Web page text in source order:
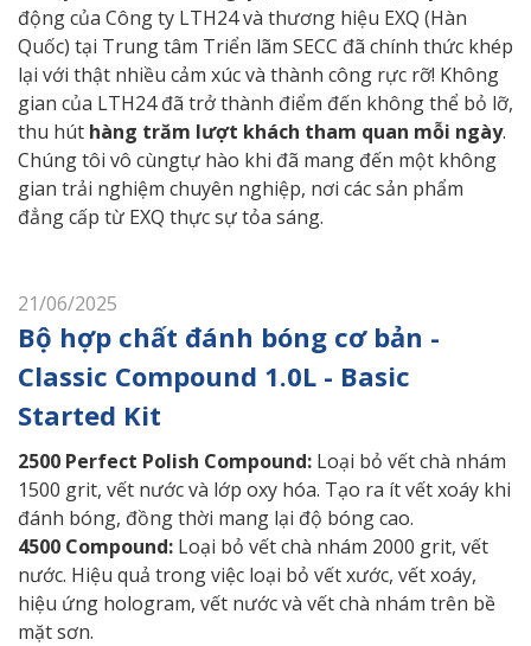
động của Công ty LTH24 và thương hiệu EXQ (Hàn
Quốc) tại Trung tâm Triển lãm SECC đã chính thức khép
lại với thật nhiều cảm xúc và thành công rực rỡ! Không
gian của LTH24 đã trở thành điểm đến không thể bỏ lỡ,
thu hút hàng trăm lượt khách tham quan mỗi ngày.
Chúng tôi vô cùngtự hào khi đã mang đến một không
gian trải nghiệm chuyên nghiệp, nơi các sản phẩm
đẳng cấp từ EXQ thực sự tỏa sáng.
21/06/2025
Bộ hợp chất đánh bóng cơ bản -
Classic Compound 1.0L - Basic
Started Kit
2500 Perfect Polish Compound: Loại bỏ vết chà nhám
1500 grit, vết nước và lớp oxy hóa. Tạo ra ít vết xoáy khi
đánh bóng, đồng thời mang lại độ bóng cao.
4500 Compound: Loại bỏ vết chà nhám 2000 grit, vết
nước. Hiệu quả trong việc loại bỏ vết xước, vết xoáy,
hiệu ứng hologram, vết nước và vết chà nhám trên bề
mặt sơn.